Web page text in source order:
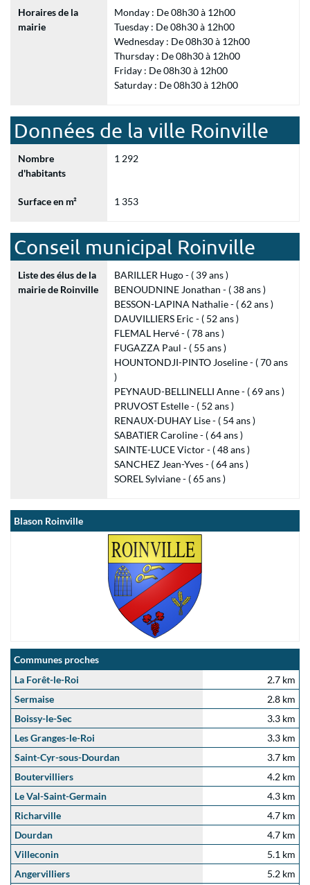
Horaires de la
mairie
Monday : De 08h30 à 12h00
Tuesday : De 08h30 à 12h00
Wednesday : De 08h30 à 12h00
Thursday : De 08h30 à 12h00
Friday : De 08h30 à 12h00
Saturday : De 08h30 à 12h00
Données de la ville Roinville
Nombre
d'habitants
1 292
Surface en m² 1 353
Conseil municipal Roinville
Liste des élus de la
mairie de Roinville
BARILLER Hugo - ( 39 ans )
BENOUDNINE Jonathan - ( 38 ans )
BESSON-LAPINA Nathalie - ( 62 ans )
DAUVILLIERS Eric - ( 52 ans )
FLEMAL Hervé - ( 78 ans )
FUGAZZA Paul - ( 55 ans )
HOUNTONDJI-PINTO Joseline - ( 70 ans
)
PEYNAUD-BELLINELLI Anne - ( 69 ans )
PRUVOST Estelle - ( 52 ans )
RENAUX-DUHAY Lise - ( 54 ans )
SABATIER Caroline - ( 64 ans )
SAINTE-LUCE Victor - ( 48 ans )
SANCHEZ Jean-Yves - ( 64 ans )
SOREL Sylviane - ( 65 ans )
Blason Roinville
Communes proches
La Forêt-le-Roi
2.7 km
Sermaise
2.8 km
Boissy-le-Sec
3.3 km
Les Granges-le-Roi
3.3 km
Saint-Cyr-sous-Dourdan
3.7 km
Boutervilliers
4.2 km
Le Val-Saint-Germain
4.3 km
Richarville
4.7 km
Dourdan
4.7 km
Villeconin
5.1 km
Angervilliers
5.2 km